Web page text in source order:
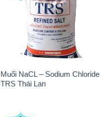
Muối NaCL – Sodium Chloride
TRS Thái Lan